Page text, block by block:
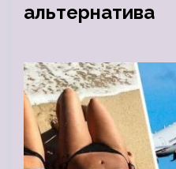
альтернатива